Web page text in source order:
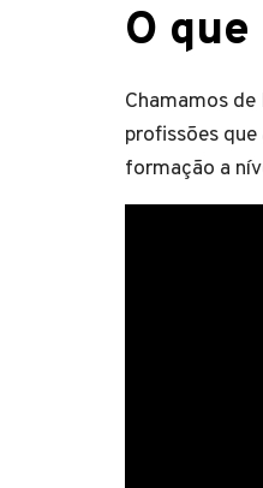
O
Chamamos
profissões
formação a